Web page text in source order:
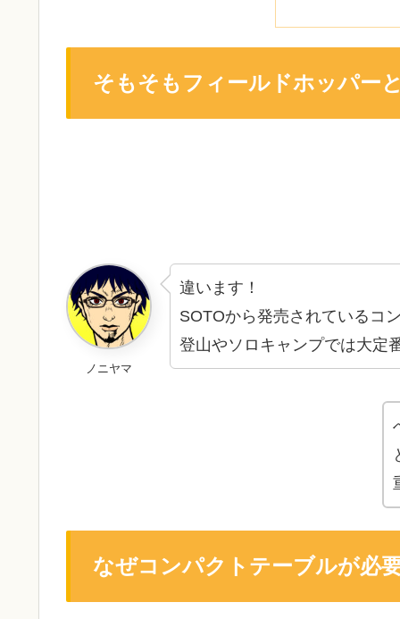
そもそもフィールドホッパー
ノニヤマ
違います！
SOTOから発売されているコ
登山やソロキャンプでは大定
なぜコンパクトテーブルが必